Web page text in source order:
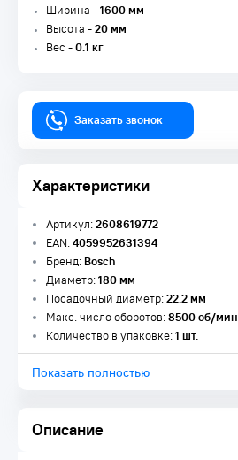
Ширина -1600 мм
Высота -20 мм
Вес -0.1 кг
Заказать звонок
Характеристики
Описание
Артикул:2608619772
EAN:4059952631394
Бренд:Bosch
Диаметр:180 мм
Посадочный диаметр:22.2 мм
Макс. число оборотов:8500 об/мин
Количество в упаковке:1 шт.
Показать полностью